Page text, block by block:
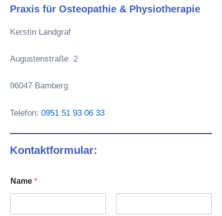
Praxis für Osteopathie & Physiotherapie
Kerstin Landgraf
Augustenstraße 2
96047 Bamberg
Telefon: 0951 51 93 06 33
Kontaktformular:
Name *